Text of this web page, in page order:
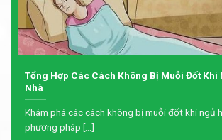
Tổng Hợp Các Cách Không Bị Muỗi Đốt Khi
Nhà
Khám phá các cách không bị muỗi đốt khi ngủ
phương pháp [...]